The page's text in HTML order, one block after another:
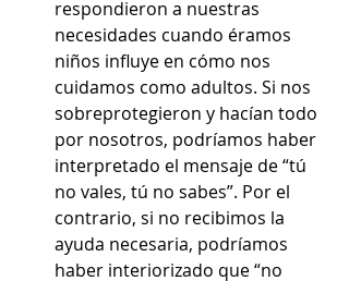
respondieron a nuestras
necesidades cuando éramos
niños influye en cómo nos
cuidamos como adultos. Si nos
sobreprotegieron y hacían todo
por nosotros, podríamos haber
interpretado el mensaje de “tú
no vales, tú no sabes”. Por el
contrario, si no recibimos la
ayuda necesaria, podríamos
haber interiorizado que “no